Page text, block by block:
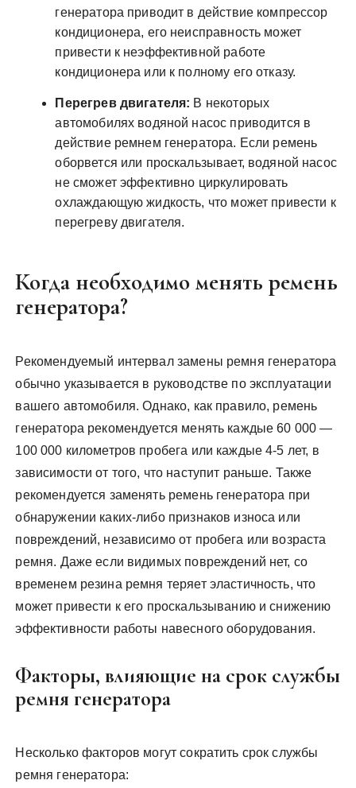
генератора приводит в действие компрессор
кондиционера, его неисправность может
привести к неэффективной работе
кондиционера или к полному его отказу.
Перегрев двигателя: В некоторых
автомобилях водяной насос приводится в
действие ремнем генератора. Если ремень
оборвется или проскальзывает, водяной насос
не сможет эффективно циркулировать
охлаждающую жидкость, что может привести к
перегреву двигателя.
Когда необходимо менять ремень
генератора?
Рекомендуемый интервал замены ремня генератора
обычно указывается в руководстве по эксплуатации
вашего автомобиля. Однако, как правило, ремень
генератора рекомендуется менять каждые 60 000 —
100 000 километров пробега или каждые 4-5 лет, в
зависимости от того, что наступит раньше. Также
рекомендуется заменять ремень генератора при
обнаружении каких-либо признаков износа или
повреждений, независимо от пробега или возраста
ремня. Даже если видимых повреждений нет, со
временем резина ремня теряет эластичность, что
может привести к его проскальзыванию и снижению
эффективности работы навесного оборудования.
Факторы, влияющие на срок службы
ремня генератора
Несколько факторов могут сократить срок службы
ремня генератора: